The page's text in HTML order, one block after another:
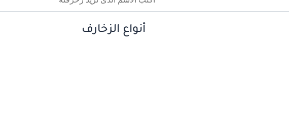
أنواع الزخارف